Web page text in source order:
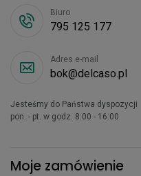
Moje zamówienie
Biuro
795 125 177
Adres e-mail
bok@delcaso.pl
Jesteśmy do Państwa dyspozycji
pon. - pt. w godz. 8:00 - 16:00